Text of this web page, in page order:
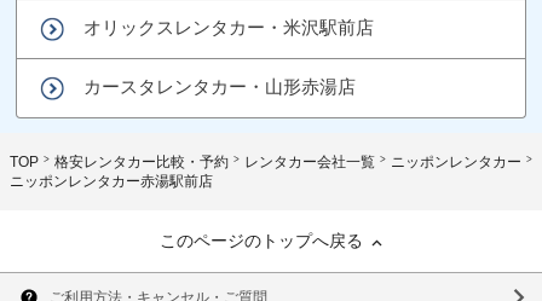
オリックスレンタカー・米沢駅前店
カースタレンタカー・山形赤湯店
TOP 格安レンタカー比較・予約 レンタカー会社一覧
ニッポンレンタカー
ニッポンレンタカー赤湯駅前店
このページのトップへ戻る